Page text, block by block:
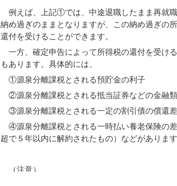
例えば、上記①では、中途退職したまま再就
納め過ぎのままとなりますが、この納め過ぎの
還付を受けることができます。
一方、確定申告によって所得税の還付を受け
もあります。具体的には、
①源泉分離課税とされる預貯金の利子
②源泉分離課税とされる抵当証券などの金融
③源泉分離課税とされる一定の割引債の償還
④源泉分離課税とされる一時払い養老保険の
超で５年以内に解約されたもの）などがありま
（注意）